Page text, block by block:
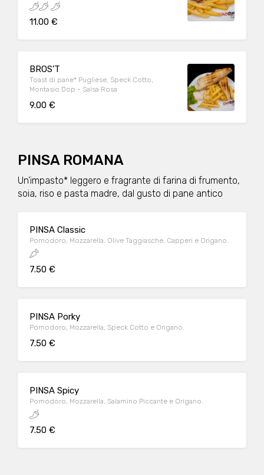
11.00 €
BROS’T
Toast di pane* Pugliese, Speck Cotto,
Montasio Dop - Salsa Rosa
9.00 €
PINSA ROMANA
Un’impasto* leggero e fragrante di farina di frumento,
soia, riso e pasta madre, dal gusto di pane antico
PINSA Classic
Pomodoro, Mozzarella, Olive Taggiasche, Capperi e Origano.
7.50 €
PINSA Porky
Pomodoro, Mozzarella, Speck Cotto e Origano.
7.50 €
PINSA Spicy
Pomodoro, Mozzarella, Salamino Piccante e Origano.
7.50 €